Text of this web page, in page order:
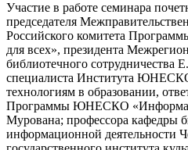
Участие в работе семинара
председателя
Российского комитета
для всех», президента
библиотечного сотрудничества
специалиста Института
технологиям в образовании,
Программы ЮНЕСКО
Мурована; профессора кафедры
информационной деятельности